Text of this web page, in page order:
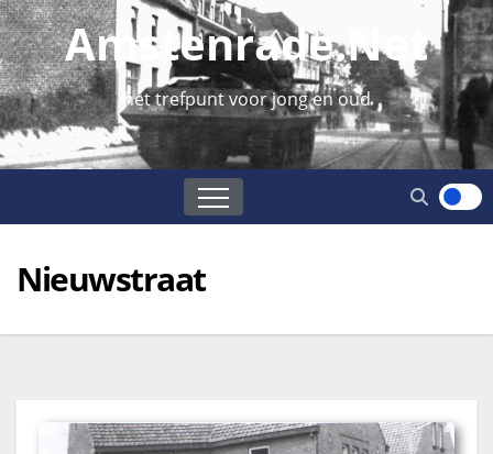
Amstenrade.net
hét trefpunt voor jong en oud
Nieuwstraat